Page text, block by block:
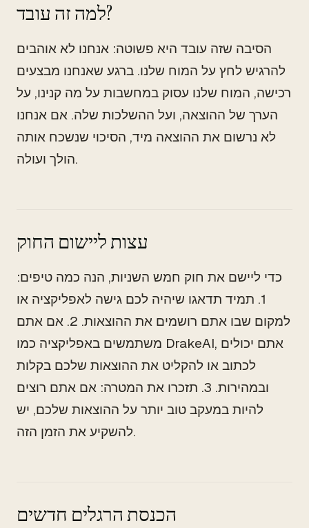
למה זה עובד?
הסיבה שזה עובד היא פשוטה: אנחנו לא אוהבים
להרגיש לחץ על המוח שלנו. ברגע שאנחנו מבצעים
רכישה, המוח שלנו עסוק במחשבות על מה קנינו, על
הערך של ההוצאה, ועל ההשלכות שלה. אם אנחנו
לא נרשום את ההוצאה מיד, הסיכוי שנשכח אותה
הולך ועולה.
עצות ליישום החוק
כדי ליישם את חוק חמש השניות, הנה כמה טיפים:
1. תמיד תדאגו שיהיה לכם גישה לאפליקציה או
למקום שבו אתם רושמים את ההוצאות. 2. אם אתם
משתמשים באפליקציה כמו DrakeAI, אתם יכולים
לכתוב או להקליט את ההוצאות שלכם בקלות
ובמהירות. 3. תזכרו את המטרה: אם אתם רוצים
להיות במעקב טוב יותר על ההוצאות שלכם, יש
להשקיע את הזמן הזה.
הכנסת הרגלים חדשים